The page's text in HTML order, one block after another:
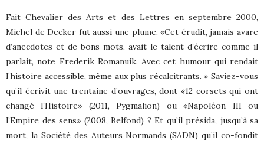
Fait Chevalier des Arts et des Lettres en septembre 2000,
Michel de Decker fut aussi une plume. «Cet érudit, jamais avare
d’anecdotes et de bons mots, avait le talent d’écrire comme il
parlait, note Frederik Romanuik. Avec cet humour qui rendait
l’histoire accessible, même aux plus récalcitrants. » Saviez-vous
qu’il écrivit une trentaine d’ouvrages, dont «12 corsets qui ont
changé l’Histoire» (2011, Pygmalion) ou «Napoléon III ou
l’Empire des sens» (2008, Belfond) ? Et qu’il présida, jusqu’à sa
mort, la Société des Auteurs Normands (SADN) qu’il co-fondit